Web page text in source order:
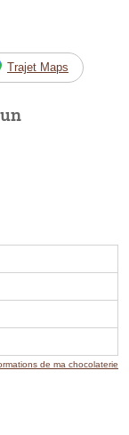
Trajet Maps
de ma chocolaterie